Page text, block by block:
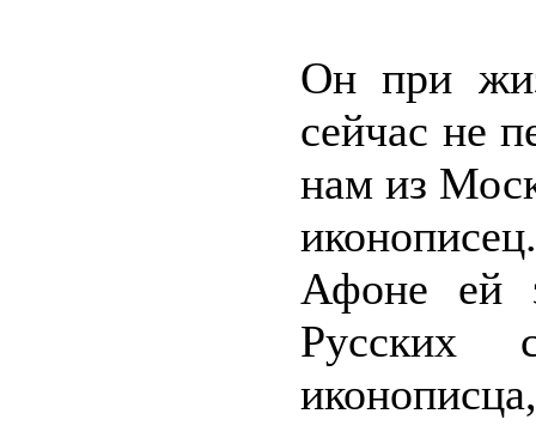
Он при
сейчас не
нам из
Афоне ей
Русских